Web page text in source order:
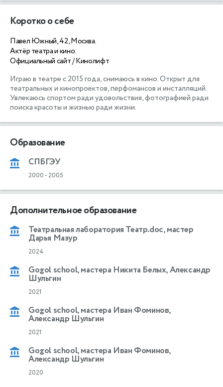
Коротко о себе
Павел Южный, 42, Москва.
Актёр театра и кино.
Официальный сайт / Кинолифт
Играю в театре с 2015 года, снимаюсь в кино. Открыт для
театральных и кинопроектов, перфомансов и инсталляций.
Увлекаюсь спортом ради удовольствия, фотографией ради
поиска красоты и жизнью ради жизни.
Образование
СПБГЭУ
2000 - 2005
Дополнительное образование
Театральная лаборатория Театр.doc, мастер
Дарья Мазур
2024
Gogol school, мастера Никита Белых, Александр
Шульгин
2021
Gogol school, мастера Иван Фоминов,
Александр Шульгин
2021
Gogol school, мастера Иван Фоминов,
Александр Шульгин
2020